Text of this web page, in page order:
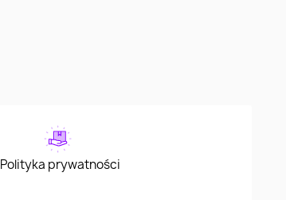
Polityka prywatności